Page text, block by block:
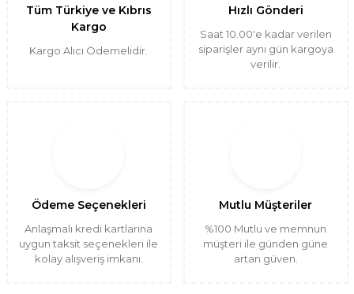
Tüm Türkiye ve Kıbrıs
Kargo
Kargo Alıcı Ödemelidir.
Hızlı Gönderi
Saat 10.00'e kadar verilen
siparişler aynı gün kargoya
verilir.
Ödeme Seçenekleri
Anlaşmalı kredi kartlarına
uygun taksit seçenekleri ile
kolay alışveriş imkanı.
Mutlu Müşteriler
%100 Mutlu ve memnun
müşteri ile günden güne
artan güven.